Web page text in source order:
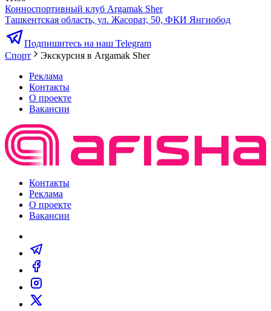
Конноспортивный клуб Argamak Sher
Ташкентская область, ул. Жасорат, 50, ФКИ Янгиобод
Подпишитесь на наш Telegram
Спорт
Экскурсия в Argamak Sher
Реклама
Контакты
О проекте
Вакансии
Контакты
Реклама
О проекте
Вакансии